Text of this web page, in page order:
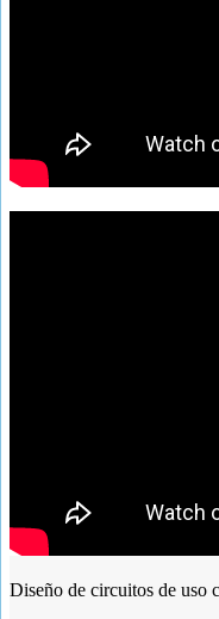
Diseño de circuitos de